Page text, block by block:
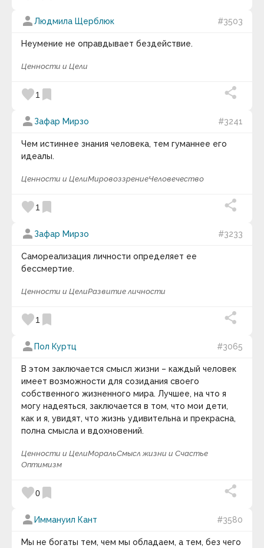
personЛюдмила Щерблюк #3503
Неумение не оправдывает бездействие.
Ценности и Цели
favorite1 bookmark
person Зафар Мирзо #3241
Чем истиннее знания человека, тем гуманнее его
идеалы.
Ценности и ЦелиМировоззрениеЧеловечество
favorite1 bookmark
person Зафар Мирзо #3233
Самореализация личности определяет ее
бессмертие.
Ценности и ЦелиРазвитие личности
favorite1 bookmark
person Пол Куртц #3065
В этом заключается смысл жизни – каждый человек
имеет возможности для созидания своего
собственного жизненного мира. Лучшее, на что я
могу надеяться, заключается в том, что мои дети,
как и я, увидят, что жизнь удивительна и прекрасна,
полна смысла и вдохновений.
Ценности и ЦелиМоральСмысл жизни и Счастье
Оптимизм
favorite0 bookmark
person Иммануил Кант #3580
Мы не богаты тем, чем мы обладаем, а тем, без чего